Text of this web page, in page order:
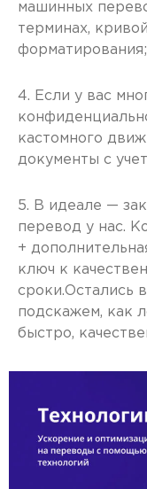
машинных
терминах,
форматирования;
4. Если у вас
кастомного
документы с
5. В идеале —
перевод у нас.
+
ключ к
сроки.Остались
подскажем, как
быстро,